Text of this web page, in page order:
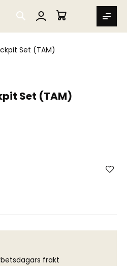
SEARCH
MIN VARUKORG
Set (TAM)
Set (TAM)
frakt